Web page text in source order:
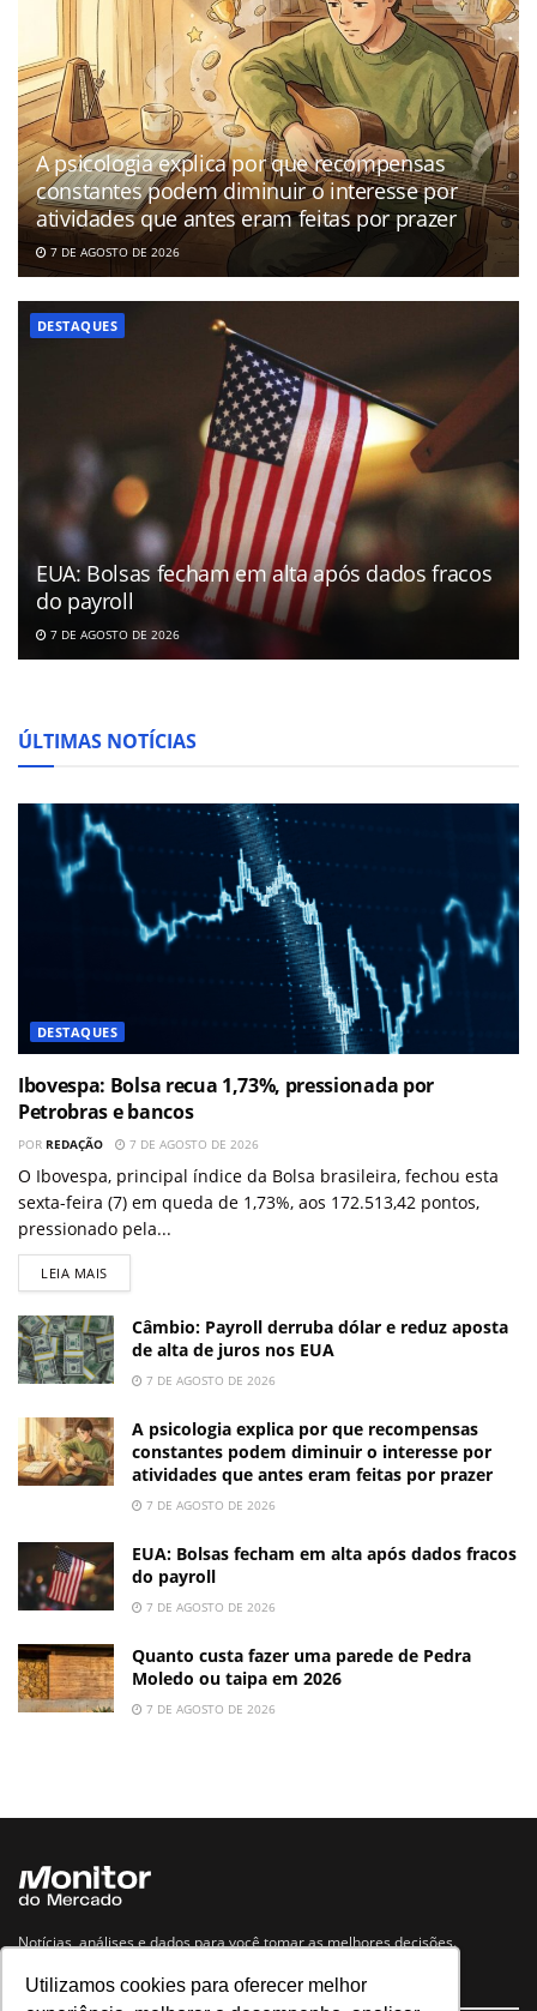
Utilizamos cookies para oferecer melhor
A psicologia explica por que recompensas
constantes podem diminuir o interesse por
atividades que antes eram feitas por prazer
7 DE AGOSTO DE 2026
DESTAQUES
EUA: Bolsas fecham em alta após dados fracos
do payroll
7 DE AGOSTO DE 2026
ÚLTIMAS NOTÍCIAS
DESTAQUES
Ibovespa: Bolsa recua 1,73%, pressionada por
Petrobras e bancos
POR REDAÇÃO 7 DE AGOSTO DE 2026
O Ibovespa, principal índice da Bolsa brasileira, fechou esta
sexta-feira (7) em queda de 1,73%, aos 172.513,42 pontos,
pressionado pela...
LEIA MAIS
Câmbio: Payroll derruba dólar e reduz aposta
de alta de juros nos EUA
7 DE AGOSTO DE 2026
A psicologia explica por que recompensas
constantes podem diminuir o interesse por
atividades que antes eram feitas por prazer
7 DE AGOSTO DE 2026
EUA: Bolsas fecham em alta após dados fracos
do payroll
7 DE AGOSTO DE 2026
Quanto custa fazer uma parede de Pedra
Moledo ou taipa em 2026
7 DE AGOSTO DE 2026
Notícias, análises e dados para você tomar as melhores decisões.
Navegue no site